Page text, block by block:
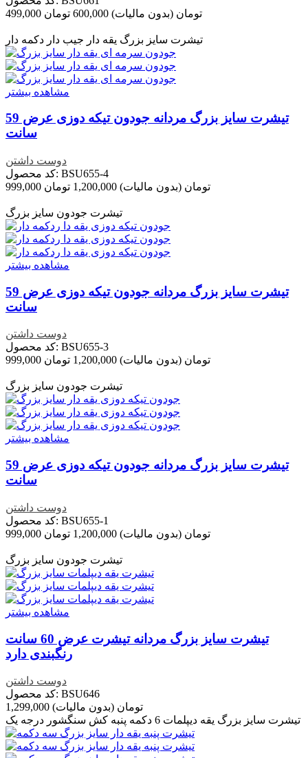
499,000 تومان (بدون مالیات) 600,000 تومان
تیشرت سایز بزرگ یقه دار جیب دار دکمه دار
مشاهده بیشتر
تیشرت سایز بزرگ مردانه جودون تیکه دوزی عرض 59
سانت
دوست داشتن
کد محصول: BSU655-4
999,000 تومان (بدون مالیات) 1,200,000 تومان
تیشرت جودون سایز بزرگ
مشاهده بیشتر
تیشرت سایز بزرگ مردانه جودون تیکه دوزی عرض 59
سانت
دوست داشتن
کد محصول: BSU655-3
999,000 تومان (بدون مالیات) 1,200,000 تومان
تیشرت جودون سایز بزرگ
مشاهده بیشتر
تیشرت سایز بزرگ مردانه جودون تیکه دوزی عرض 59
سانت
دوست داشتن
کد محصول: BSU655-1
999,000 تومان (بدون مالیات) 1,200,000 تومان
تیشرت جودون سایز بزرگ
مشاهده بیشتر
تیشرت سایز بزرگ مردانه تیشرت عرض 60 سانت
رنگبندی دارد
دوست داشتن
کد محصول: BSU646
1,299,000 تومان (بدون مالیات)
تیشرت سایز بزرگ یقه دیپلمات 6 دکمه پنبه کش سنگشور درجه یک